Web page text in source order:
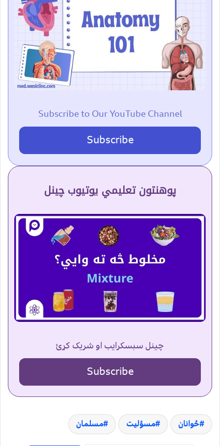
Subscribe to Our YouTube Channel
Subscribe
پوهنتون تعلیمي یوتیوب چینل
چینل سبسکرایب او شریک کړئ
Subscribe
ځوانان مسؤلیت مسلمان